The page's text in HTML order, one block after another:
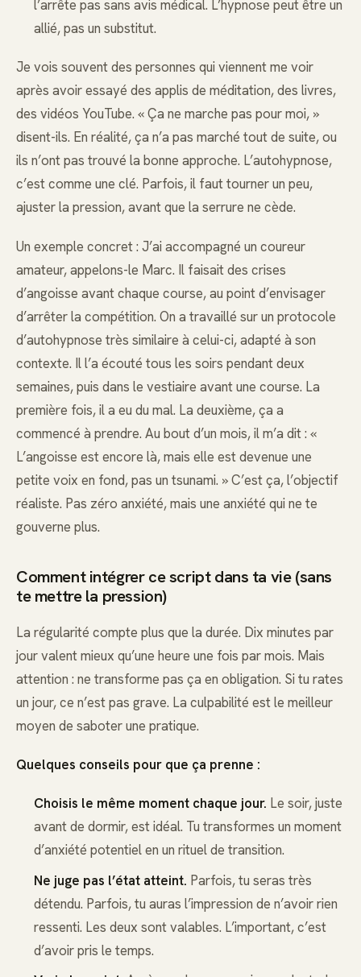
l’arrête pas sans avis médical. L’hypnose peut être un
allié, pas un substitut.
Je vois souvent des personnes qui viennent me voir
après avoir essayé des applis de méditation, des livres,
des vidéos YouTube. « Ça ne marche pas pour moi, »
disent-ils. En réalité, ça n’a pas marché tout de suite, ou
ils n’ont pas trouvé la bonne approche. L’autohypnose,
c’est comme une clé. Parfois, il faut tourner un peu,
ajuster la pression, avant que la serrure ne cède.
Un exemple concret : J’ai accompagné un coureur
amateur, appelons-le Marc. Il faisait des crises
d’angoisse avant chaque course, au point d’envisager
d’arrêter la compétition. On a travaillé sur un protocole
d’autohypnose très similaire à celui-ci, adapté à son
contexte. Il l’a écouté tous les soirs pendant deux
semaines, puis dans le vestiaire avant une course. La
première fois, il a eu du mal. La deuxième, ça a
commencé à prendre. Au bout d’un mois, il m’a dit : «
L’angoisse est encore là, mais elle est devenue une
petite voix en fond, pas un tsunami. » C’est ça, l’objectif
réaliste. Pas zéro anxiété, mais une anxiété qui ne te
gouverne plus.
Comment intégrer ce script dans ta vie (sans
te mettre la pression)
La régularité compte plus que la durée. Dix minutes par
jour valent mieux qu’une heure une fois par mois. Mais
attention : ne transforme pas ça en obligation. Si tu rates
un jour, ce n’est pas grave. La culpabilité est le meilleur
moyen de saboter une pratique.
Quelques conseils pour que ça prenne :
Choisis le même moment chaque jour. Le soir, juste
avant de dormir, est idéal. Tu transformes un moment
d’anxiété potentiel en un rituel de transition.
Ne juge pas l’état atteint. Parfois, tu seras très
détendu. Parfois, tu auras l’impression de n’avoir rien
ressenti. Les deux sont valables. L’important, c’est
d’avoir pris le temps.